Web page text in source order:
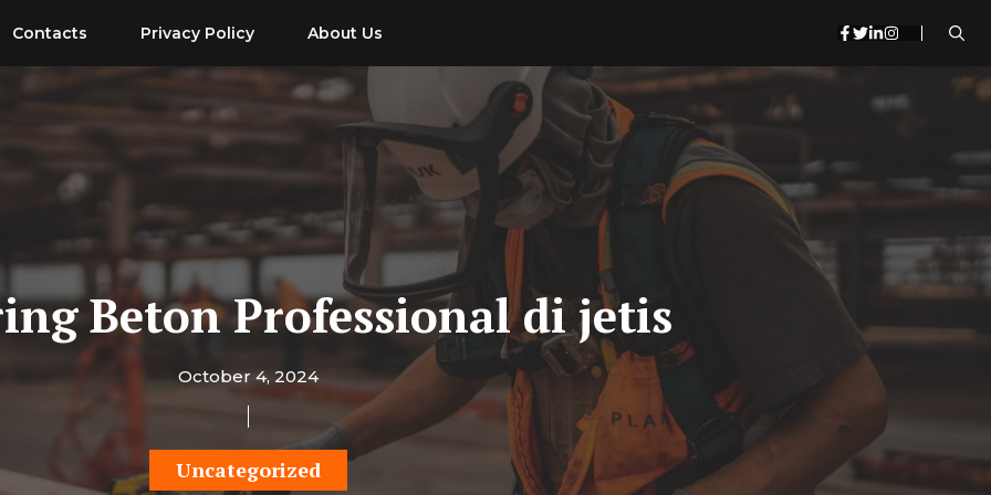
Contacts Privacy Policy About Us
Beton Professional di jetis
October 4, 2024
Uncategorized